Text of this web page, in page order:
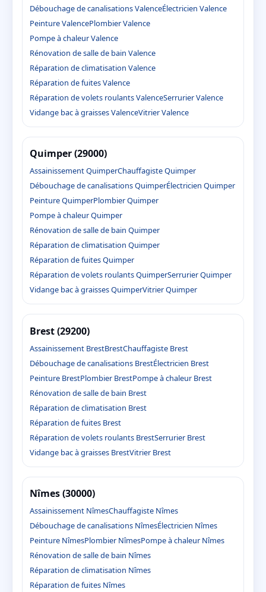
Débouchage de canalisations ValenceÉlectricien Valence
Peinture ValencePlombier Valence
Pompe à chaleur Valence
Rénovation de salle de bain Valence
Réparation de climatisation Valence
Réparation de fuites Valence
Réparation de volets roulants ValenceSerrurier Valence
Vidange bac à graisses ValenceVitrier Valence
Quimper (29000)
Assainissement QuimperChauffagiste Quimper
Débouchage de canalisations QuimperÉlectricien Quimper
Peinture QuimperPlombier Quimper
Pompe à chaleur Quimper
Rénovation de salle de bain Quimper
Réparation de climatisation Quimper
Réparation de fuites Quimper
Réparation de volets roulants QuimperSerrurier Quimper
Vidange bac à graisses QuimperVitrier Quimper
Brest (29200)
Assainissement BrestBrestChauffagiste Brest
Débouchage de canalisations BrestÉlectricien Brest
Peinture BrestPlombier BrestPompe à chaleur Brest
Rénovation de salle de bain Brest
Réparation de climatisation Brest
Réparation de fuites Brest
Réparation de volets roulants BrestSerrurier Brest
Vidange bac à graisses BrestVitrier Brest
Nîmes (30000)
Assainissement NîmesChauffagiste Nîmes
Débouchage de canalisations NîmesÉlectricien Nîmes
Peinture NîmesPlombier NîmesPompe à chaleur Nîmes
Rénovation de salle de bain Nîmes
Réparation de climatisation Nîmes
Réparation de fuites Nîmes